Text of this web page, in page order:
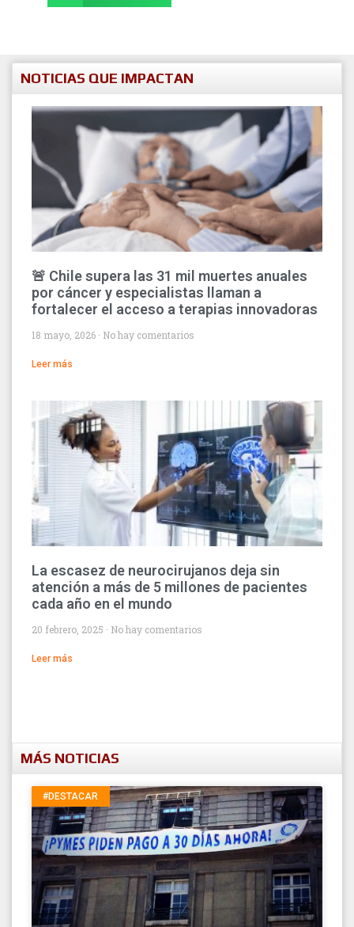
NOTICIAS QUE IMPACTAN
🚨 Chile supera las 31 mil muertes anuales
por cáncer y especialistas llaman a
fortalecer el acceso a terapias innovadoras
18 mayo, 2026 No hay comentarios
Leer más
La escasez de neurocirujanos deja sin
atención a más de 5 millones de pacientes
cada año en el mundo
20 febrero, 2025 No hay comentarios
Leer más
MÁS NOTICIAS
#DESTACAR